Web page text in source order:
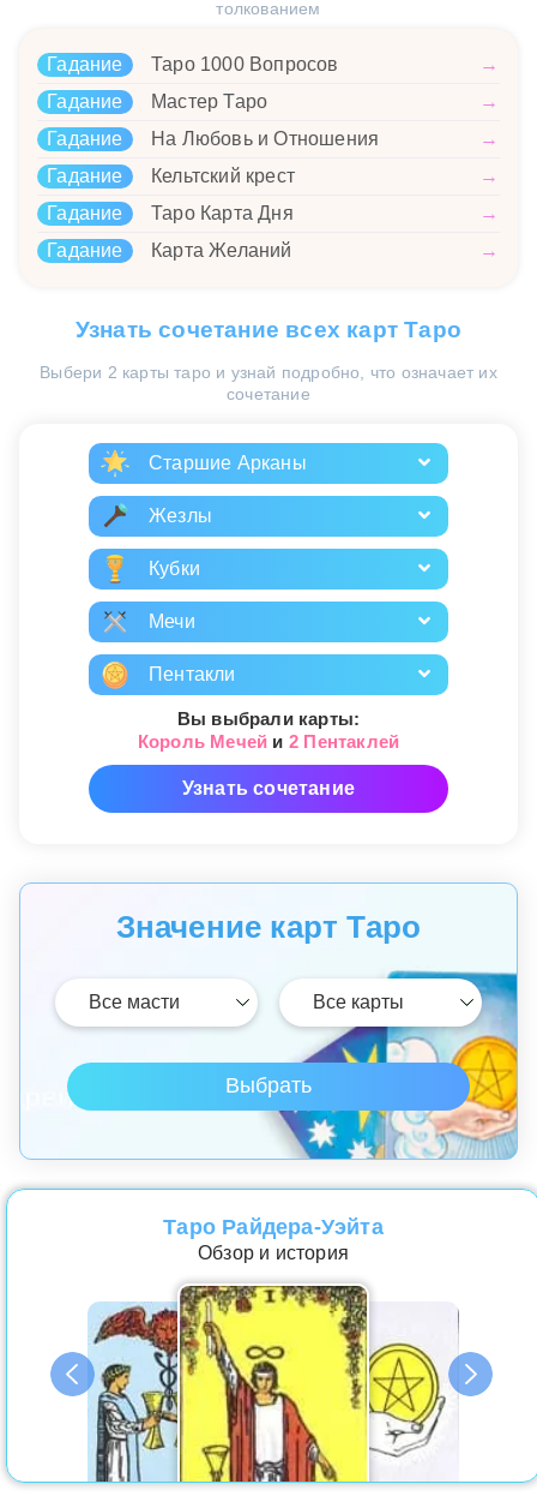
толкованием
Гадание Таро 1000 Вопросов
→
Гадание
Мастер Таро
→
Гадание
На Любовь и Отношения
→
Гадание
Кельтский крест
→
Гадание
Таро Карта Дня
→
Гадание
Карта Желаний →
Узнать сочетание всех карт Таро
Выбери 2 карты таро и узнай подробно, что означает их
сочетание
Старшие Арканы
Жезлы
Кубки
Мечи
Пентакли
Вы выбрали карты:
Король Мечей и 2 Пентаклей
Узнать сочетание
Значение карт Таро
Таро Райдера-Уэйта
Обзор и история